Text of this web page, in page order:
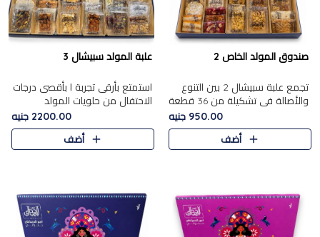
صندوق المولد الخاص 2
تجمع علبة سبيشال 2 بين التنوع
والأصالة في تشكيلة من 36 قطعة
تضم أشهر حلويات المولد الشرقية.
تحتوي العلبة على الجزرية بالفول،
والجزرية بالبن..
950.00 جنيه
أضف
علبة المولد سبيشال 3
استمتع بأرقى تجربة ا بأقصى درجات
الاحتفال من حلويات المولد
المصريه الأصيلة مع هذه الفخامة
مع علبة سبيشال 3 التي تضم 56
قطعة من تشكيلة استثن..
2200.00 جنيه
أضف